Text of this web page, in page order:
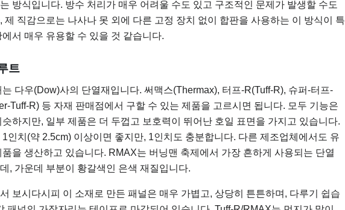
방식입니다. 방수 처리가 매우 어려울 수도 있고 구조적인 문제가 발생할 수도
제 직감으로는 나사나 못 외에 다른 고정 장치 없이 합판을 사용하는 이 방식이 특
에서 매우 유용할 수 있을 것 같습니다.
트
는 다우(Dow)사의 단열재입니다. 써맥스(Thermax), 터프-R(Tuff-R), 슈퍼-터프-
Tuff-R) 등 자재 판매점에서 구할 수 있는 제품을 고르시면 됩니다. 모두 기능은
슷하지만, 일부 제품은 더 두껍고 보호력이 뛰어난 호일 표면을 가지고 있습니다.
1인치(약 2.5cm) 이상이면 좋지만, 1인치도 충분합니다. 다른 제조업체에서도 유
품을 생산하고 있습니다. RMAX는 버닝맨 축제에서 가장 흔하게 사용되는 단열
, 가운데 부분이 황갈색인 은색 재질입니다.
보시다시피 이 소재로 만든 패널은 매우 가볍고, 상당히 튼튼하며, 다루기 쉽습